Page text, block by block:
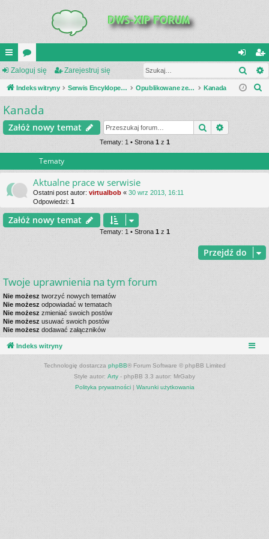
UI
C
K
_L
or
a
al
og
ar
ej
Zaloguj się Zarejestruj się
Indeks witryny Serwis Encyklopedia Uzbrojenia Opublikowane zestawienia Kanada
j
Kanada
Załóż nowy temat Szukaj
Tematy: 1 • Strona 1 z 1
Tematy
Aktualne prace w serwisie
Ostatni post autor: virtualbob « 30 wrz 2013, 16:11
Odpowiedzi: 1
Załóż nowy temat
Tematy: 1 • Strona 1z 1
Przejdź do
Twoje uprawnienia na tym forum
Nie możesz tworzyć nowych tematów
Nie możesz odpowiadać w tematach
Nie możesz zmieniać swoich postów
Nie możesz usuwać swoich postów
Nie możesz dodawać załączników
Indeks witryny
Technologię dostarcza phpBB® Forum Software © phpBB Limited
Style autor: Arty - phpBB 3.3 autor: MrGaby
Polityka prywatności| Warunki użytkowania